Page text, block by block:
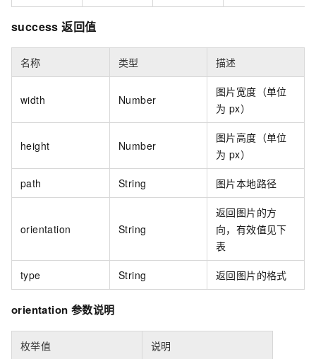
success 返回值
名称 类型 描述
width Number
图片宽度（单位
为 px）
height Number
图片高度（单位
为 px）
path String 图片本地路径
orientation String
返回图片的方
向，有效值见下
表
type String 返回图片的格式
orientation 参数说明
枚举值 说明